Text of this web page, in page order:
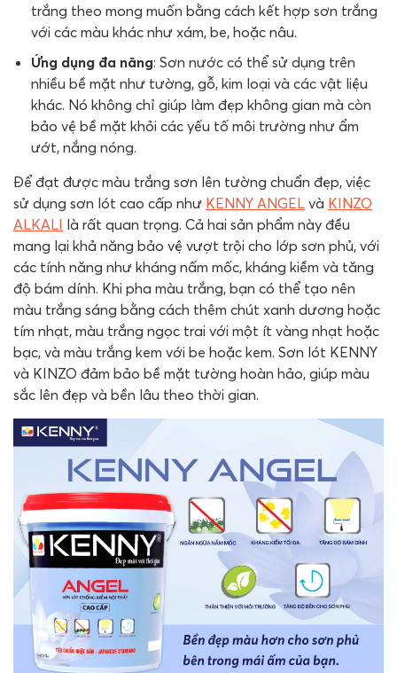
trắng theo mong muốn bằng cách kết hợp sơn trắng
với các màu khác như xám, be, hoặc nâu.
Ứng dụng đa năng: Sơn nước có thể sử dụng trên
nhiều bề mặt như tường, gỗ, kim loại và các vật liệu
khác. Nó không chỉ giúp làm đẹp không gian mà còn
bảo vệ bề mặt khỏi các yếu tố môi trường như ẩm
ướt, nắng nóng.
Để đạt được màu trắng sơn lên tường chuẩn đẹp, việc
sử dụng sơn lót cao cấp như KENNY ANGEL và KINZO
ALKALI là rất quan trọng. Cả hai sản phẩm này đều
mang lại khả năng bảo vệ vượt trội cho lớp sơn phủ, với
các tính năng như kháng nấm mốc, kháng kiềm và tăng
độ bám dính. Khi pha màu trắng, bạn có thể tạo nên
màu trắng sáng bằng cách thêm chút xanh dương hoặc
tím nhạt, màu trắng ngọc trai với một ít vàng nhạt hoặc
bạc, và màu trắng kem với be hoặc kem. Sơn lót KENNY
và KINZO đảm bảo bề mặt tường hoàn hảo, giúp màu
sắc lên đẹp và bền lâu theo thời gian.